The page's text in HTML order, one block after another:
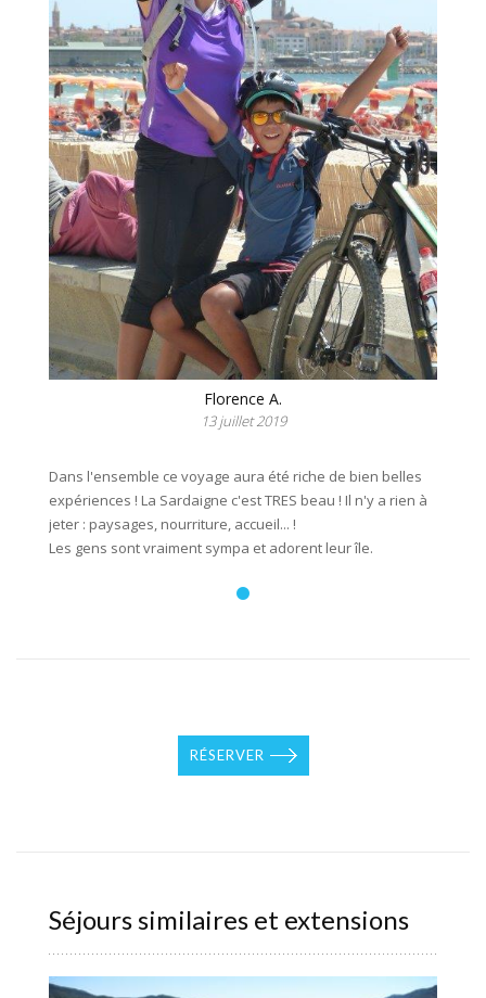
Florence A.
13 juillet 2019
Dans l'ensemble ce voyage aura été riche de bien belles
expériences ! La Sardaigne c'est TRES beau ! Il n'y a rien à
jeter : paysages, nourriture, accueil... !
Les gens sont vraiment sympa et adorent leur île.
RÉSERVER
Séjours similaires et extensions